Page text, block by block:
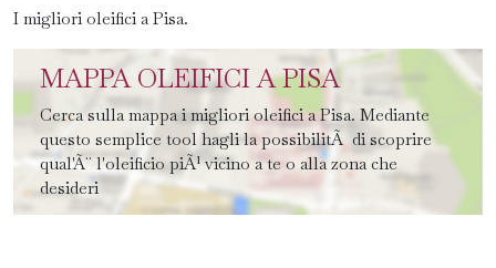
I migliori oleifici a Pisa.
MAPPA OLEIFICI A PISA
Cerca sulla mappa i migliori oleifici a Pisa. Mediante
questo semplice tool hagli la possibilitÃ di scoprire
qual'Ã¨ l'oleificio piÃ¹ vicino a te o alla zona che
desideri